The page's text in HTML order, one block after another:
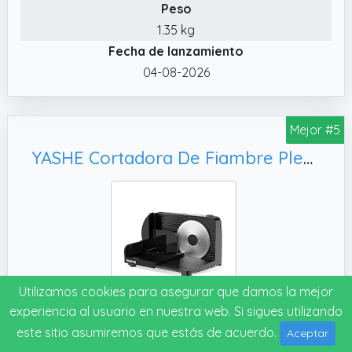
Peso
1.35 kg
Fecha de lanzamiento
04-08-2026
Mejor #5
YASHE Cortadora De Fiambre Plegable Eléctrica, Negro
Utilizamos cookies para asegurar que damos la mejor
experiencia al usuario en nuestra web. Si sigues utilizando
este sitio asumiremos que estás de acuerdo.
Aceptar